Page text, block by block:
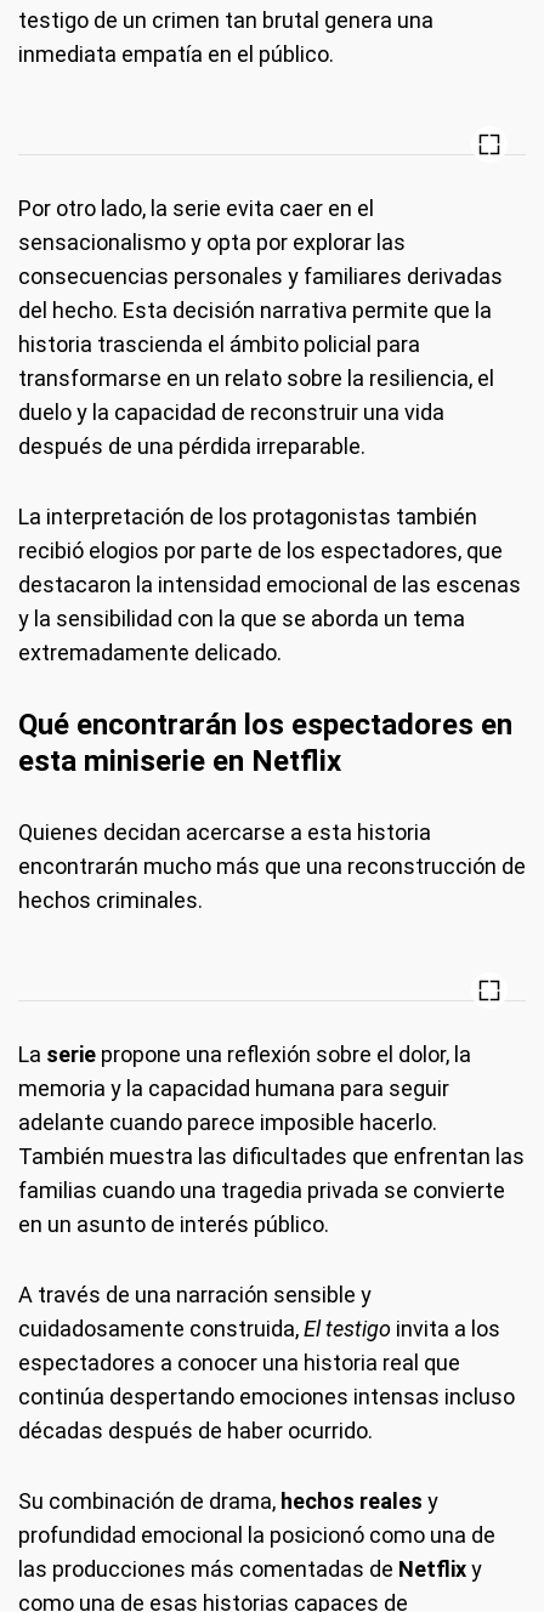
testigo de un crimen tan brutal genera una
inmediata empatía en el público.
Por otro lado, la serie evita caer en el
sensacionalismo y opta por explorar las
consecuencias personales y familiares derivadas
del hecho. Esta decisión narrativa permite que la
historia trascienda el ámbito policial para
transformarse en un relato sobre la resiliencia, el
duelo y la capacidad de reconstruir una vida
después de una pérdida irreparable.
La interpretación de los protagonistas también
recibió elogios por parte de los espectadores, que
destacaron la intensidad emocional de las escenas
y la sensibilidad con la que se aborda un tema
extremadamente delicado.
Qué encontrarán los espectadores en
esta miniserie en Netflix
Quienes decidan acercarse a esta historia
encontrarán mucho más que una reconstrucción de
hechos criminales.
La serie propone una reflexión sobre el dolor, la
memoria y la capacidad humana para seguir
adelante cuando parece imposible hacerlo.
También muestra las dificultades que enfrentan las
familias cuando una tragedia privada se convierte
en un asunto de interés público.
A través de una narración sensible y
cuidadosamente construida,El testigo invita a los
espectadores a conocer una historia real que
continúa despertando emociones intensas incluso
décadas después de haber ocurrido.
Su combinación de drama, hechos reales y
profundidad emocional la posicionó como una de
las producciones más comentadas de Netflixy
como una de esas historias capaces de